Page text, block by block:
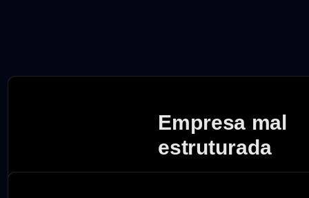
Empresa mal
estruturada